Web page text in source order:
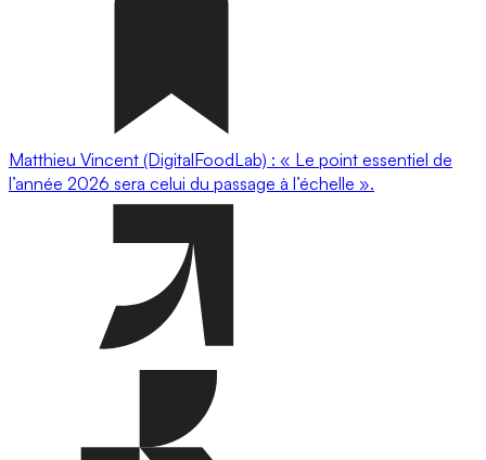
Matthieu Vincent (DigitalFoodLab) : « Le point essentiel de
l’année 2026 sera celui du passage à l’échelle ».